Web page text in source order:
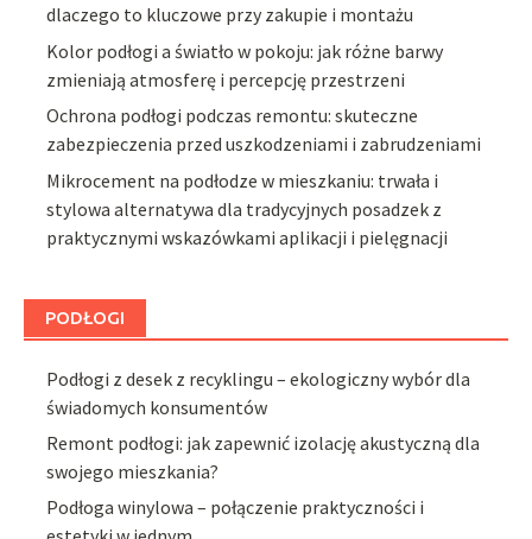
dlaczego to kluczowe przy zakupie i montażu
Kolor podłogi a światło w pokoju: jak różne barwy
zmieniają atmosferę i percepcję przestrzeni
Ochrona podłogi podczas remontu: skuteczne
zabezpieczenia przed uszkodzeniami i zabrudzeniami
Mikrocement na podłodze w mieszkaniu: trwała i
stylowa alternatywa dla tradycyjnych posadzek z
praktycznymi wskazówkami aplikacji i pielęgnacji
PODŁOGI
Podłogi z desek z recyklingu – ekologiczny wybór dla
świadomych konsumentów
Remont podłogi: jak zapewnić izolację akustyczną dla
swojego mieszkania?
Podłoga winylowa – połączenie praktyczności i